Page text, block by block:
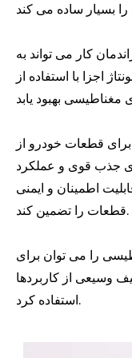
کار می تواند به
اجزا با استفاده از
برای قطعات خودرو از
جذب قوی و عملکرد
اطمینان و ایمنی
قطعات را تضمین کند.
را می توان برای
وسیعی از کاربردها
استفاده کرد.